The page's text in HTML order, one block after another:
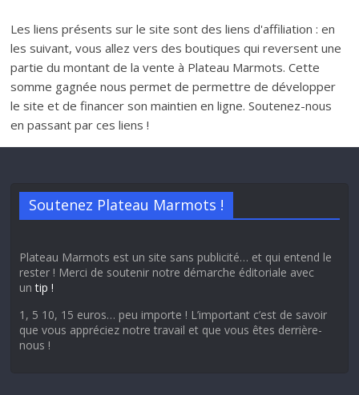
Les liens présents sur le site sont des liens d'affiliation : en
les suivant, vous allez vers des boutiques qui reversent une
partie du montant de la vente à Plateau Marmots. Cette
somme gagnée nous permet de permettre de développer
le site et de financer son maintien en ligne. Soutenez-nous
en passant par ces liens !
Soutenez Plateau Marmots !
Plateau Marmots est un site sans publicité… et qui entend le
rester ! Merci de soutenir notre démarche éditoriale avec
untip !
1, 5 10, 15 euros… peu importe ! L’important c’est de savoir
que vous appréciez notre travail et que vous êtes derrière-
nous !